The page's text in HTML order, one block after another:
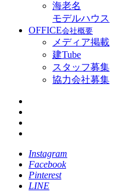
海老名
モデルハウス
OFFICE会社概要
メディア掲載
建Tube
スタッフ募集
協力会社募集
Instagram
Facebook
Pinterest
LINE